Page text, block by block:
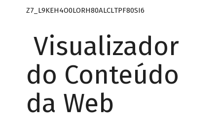
Z7_L9KEH4O0LORH80ALCLTPF80SI6
Visualizador
do Conteúdo
da Web